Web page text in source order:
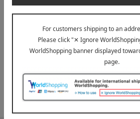
大切なお知らせ
2026年07月29日
お届け遅延のお知らせ
2025年10月03日
『お届け先のご住所』ご確認のお願い